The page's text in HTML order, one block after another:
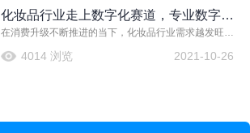
化妆品行业走上数字化赛道，专业数字化
转型方案助力品牌运营
在消费升级不断推进的当下，化妆品行业需求越发旺
日渐丰富。随着数字经济时代的到来，消费者、产品、
2021-10-26
4014 浏览